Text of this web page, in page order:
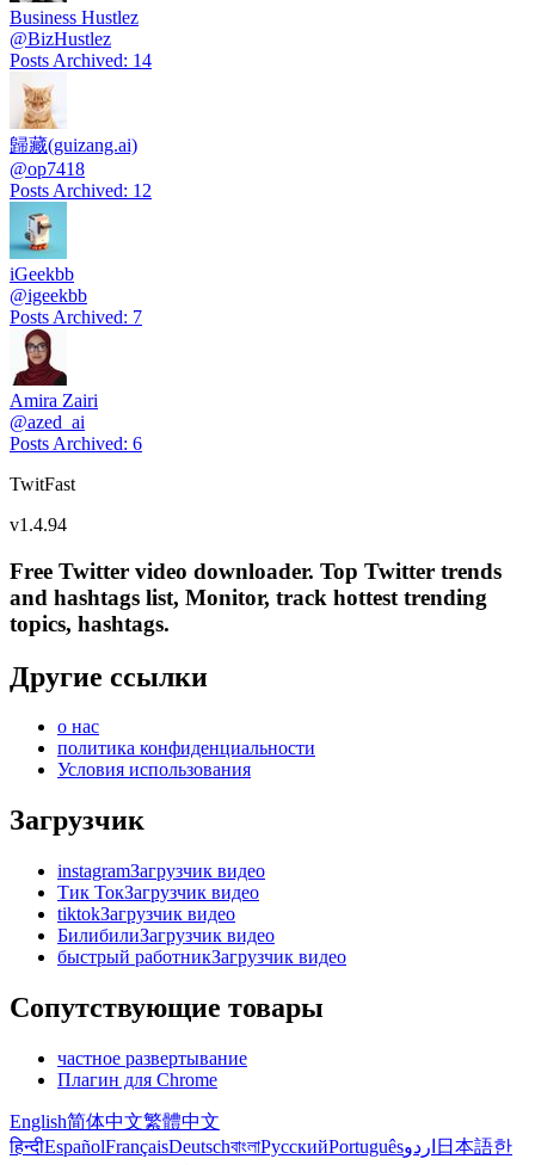
Business Hustlez
@BizHustlez
Posts Archived: 14
歸藏(guizang.ai)
@op7418
Posts Archived: 12
iGeekbb
@igeekbb
Posts Archived: 7
Amira Zairi
@azed_ai
Posts Archived: 6
TwitFast
v1.4.94
Free Twitter video downloader. Top Twitter trends
and hashtags list, Monitor, track hottest trending
topics, hashtags.
Другие ссылки
о нас
политика конфиденциальности
Условия использования
Загрузчик
instagramЗагрузчик видео
Тик ТокЗагрузчик видео
tiktokЗагрузчик видео
БилибилиЗагрузчик видео
быстрый работникЗагрузчик видео
Сопутствующие товары
частное развертывание
Плагин для Chrome
English简体中文繁體中文
हिन्दीEspañolFrançaisDeutschবাংলাРусскийPortuguêsاردو 日本語한